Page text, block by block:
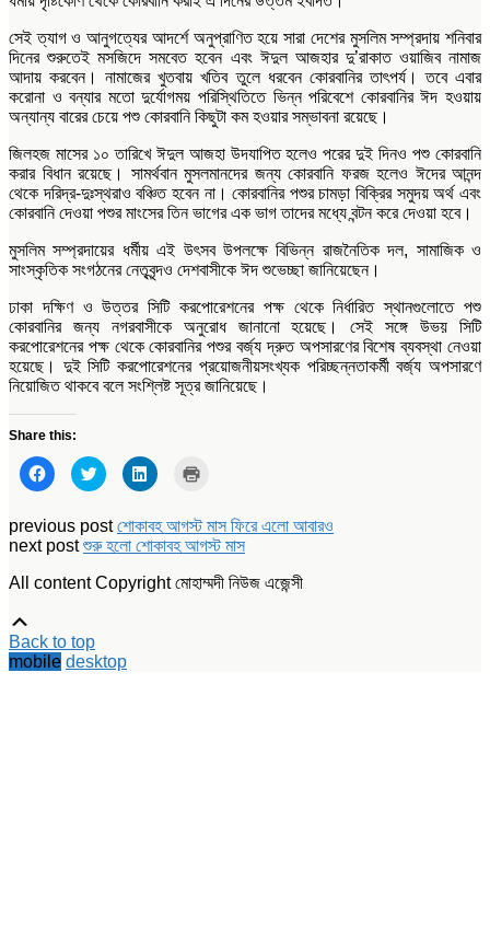
সেই ত্যাগ ও আনুগত্যের আদর্শে অনুপ্রাণিত হয়ে সারা দেশের মুসলিম সম্প্রদায় শনিবার
দিনের শুরুতেই মসজিদে সমবেত হবেন এবং ঈদুল আজহার দু’রাকাত ওয়াজিব নামাজ
আদায় করবেন। নামাজের খুতবায় খতিব তুলে ধরবেন কোরবানির তাৎপর্য। তবে এবার
করোনা ও বন্যার মতো দুর্যোগময় পরিস্থিতিতে ভিন্ন পরিবেশে কোরবানির ঈদ হওয়ায়
অন্যান্য বারের চেয়ে পশু কোরবানি কিছুটা কম হওয়ার সম্ভাবনা রয়েছে।
জিলহজ মাসের ১০ তারিখে ঈদুল আজহা উদযাপিত হলেও পরের দুই দিনও পশু কোরবানি
করার বিধান রয়েছে। সামর্থবান মুসলমানদের জন্য কোরবানি ফরজ হলেও ঈদের আনন্দ
থেকে দরিদ্র-দুঃস্থরাও বঞ্চিত হবেন না। কোরবানির পশুর চামড়া বিক্রির সমুদয় অর্থ এবং
কোরবানি দেওয়া পশুর মাংসের তিন ভাগের এক ভাগ তাদের মধ্যে বন্টন করে দেওয়া হবে।
মুসলিম সম্প্রদায়ের ধর্মীয় এই উৎসব উপলক্ষে বিভিন্ন রাজনৈতিক দল, সামাজিক ও
সাংস্কৃতিক সংগঠনের নেতৃবৃন্দও দেশবাসীকে ঈদ শুভেচ্ছা জানিয়েছেন।
ঢাকা দক্ষিণ ও উত্তর সিটি করপোরেশনের পক্ষ থেকে নির্ধারিত স্থানগুলোতে পশু
কোরবানির জন্য নগরবাসীকে অনুরোধ জানানো হয়েছে। সেই সঙ্গে উভয় সিটি
করপোরেশনের পক্ষ থেকে কোরবানির পশুর বর্জ্য দ্রুত অপসারণের বিশেষ ব্যবস্থা নেওয়া
হয়েছে। দুই সিটি করপোরেশনের প্রয়োজনীয়সংখ্যক পরিচ্ছন্নতাকর্মী বর্জ্য অপসারণে
নিয়োজিত থাকবে বলে সংশ্লিষ্ট সূত্র জানিয়েছে।
Share this:
Click
to
share
Facebook
(Opens
in
window)
Click
to
share
Twitter
(Opens
in
window)
Click
to
LinkedIn
(Opens
in
window)
in
new
window)
previous postশোকাবহ আগস্ট মাস ফিরে এলো আবারও
next postশুরু হলো শোকাবহ আগস্ট মাস
All content Copyright মোহাম্মদী নিউজ এজেন্সী
Up
Back to top
mobile desktop